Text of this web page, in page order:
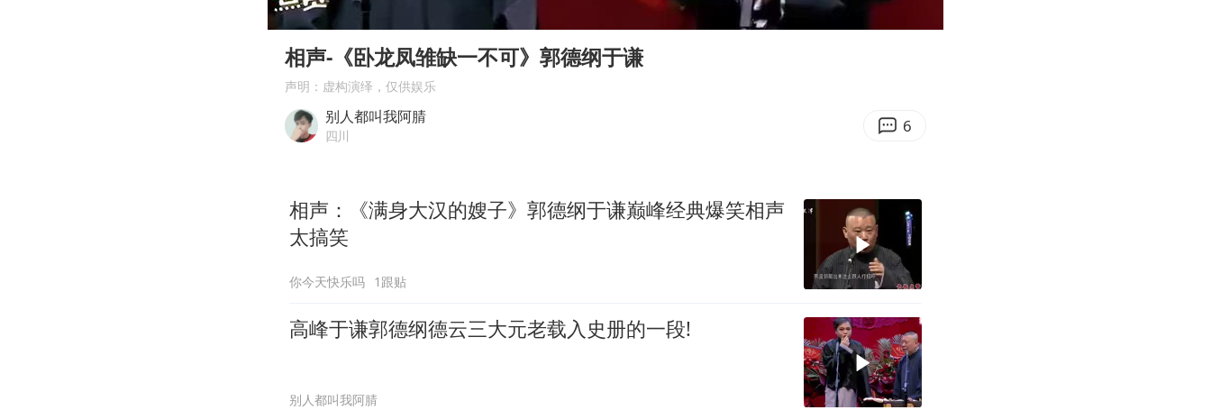
媒体谈法院认为“老登”属年龄贬损
妻子举报高管丈夫涉嫌重婚案进展
演唱会音乐总监回应周杰伦私生子传闻
海南一编制教师岗出现高分断档考生
Play
00:00 19:13
相声-《卧龙凤雏缺一不可》郭德纲于谦
声明：虚构演绎，仅供娱乐
别人都叫我阿腈
四川 6
相声：《满身大汉的嫂子》郭德纲于谦巅峰经典爆笑相声
太搞笑
你今天快乐吗 1跟贴
高峰于谦郭德纲德云三大元老载入史册的一段!
别人都叫我阿腈